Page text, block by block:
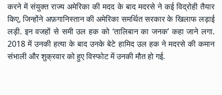
करने में संयुक्त राज्य अमेरिका की मदद के बाद मदरसे ने कई विद्रोही तैयार
किए, जिन्होंने अफ़गानिस्तान की अमेरिका समर्थित सरकार के खिलाफ लड़ाई
लड़ी. इन वजहों से समी उल हक को ‘तालिबान का जनक’ कहा जाने लगा.
2018 में उनकी हत्या के बाद उनके बेटे हामिद उल हक ने मदरसे की कमान
संभाली और शुक्रवार को हुए विस्फोट में उनकी मौत हो गई.